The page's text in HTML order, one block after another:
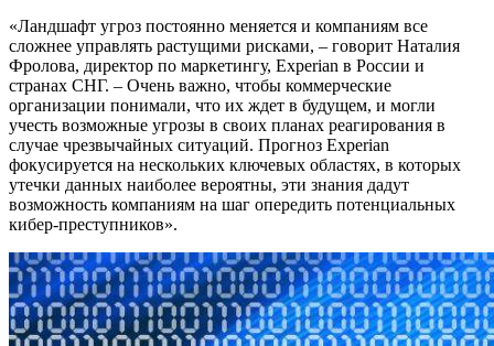
«Ландшафт угроз постоянно меняется и компаниям все
сложнее управлять растущими рисками, – говорит Наталия
Фролова, директор по маркетингу, Experian в России и
странах СНГ. – Очень важно, чтобы коммерческие
организации понимали, что их ждет в будущем, и могли
учесть возможные угрозы в своих планах реагирования в
случае чрезвычайных ситуаций. Прогноз Experian
фокусируется на нескольких ключевых областях, в которых
утечки данных наиболее вероятны, эти знания дадут
возможность компаниям на шаг опередить потенциальных
кибер-преступников».